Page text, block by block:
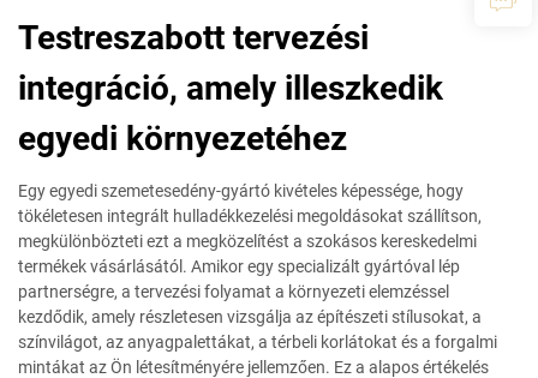
Testreszabott tervezési
integráció, amely illeszkedik
egyedi környezetéhez
Egy egyedi szemetesedény-gyártó kivételes képessége, hogy
tökéletesen integrált hulladékkezelési megoldásokat szállítson,
megkülönbözteti ezt a megközelítést a szokásos kereskedelmi
termékek vásárlásától. Amikor egy specializált gyártóval lép
partnerségre, a tervezési folyamat a környezeti elemzéssel
kezdődik, amely részletesen vizsgálja az építészeti stílusokat, a
színvilágot, az anyagpalettákat, a térbeli korlátokat és a forgalmi
mintákat az Ön létesítményére jellemzően. Ez a alapos értékelés